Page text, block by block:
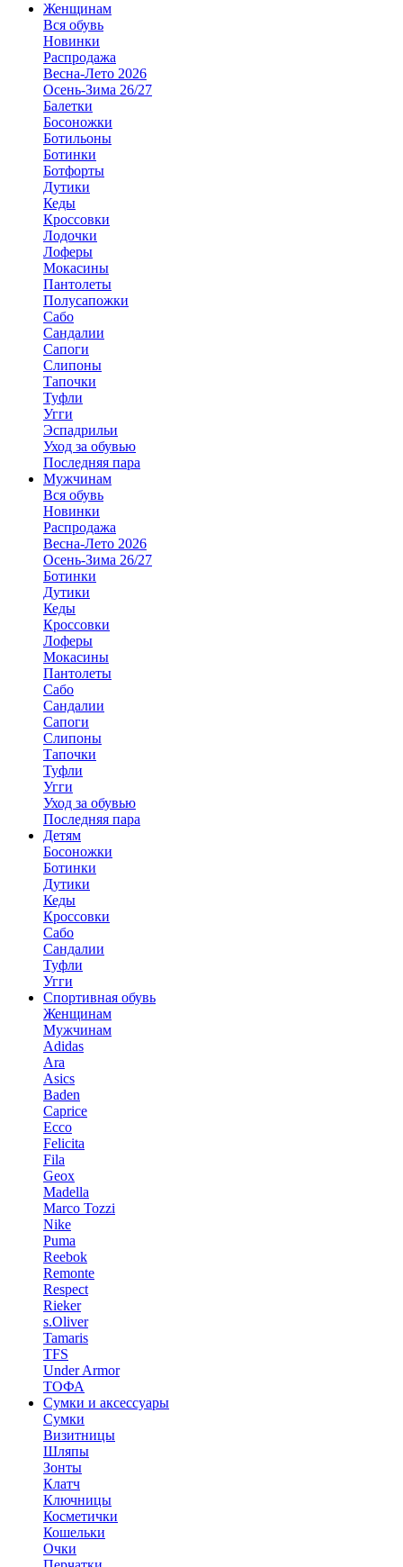
Женщинам
Вся обувь
Новинки
Распродажа
Весна-Лето 2026
Осень-Зима 26/27
Балетки
Босоножки
Ботильоны
Ботинки
Ботфорты
Дутики
Кеды
Кроссовки
Лодочки
Лоферы
Мокасины
Пантолеты
Полусапожки
Сабо
Сандалии
Сапоги
Слипоны
Тапочки
Туфли
Угги
Эспадрильи
Уход за обувью
Последняя пара
Мужчинам
Вся обувь
Новинки
Распродажа
Весна-Лето 2026
Осень-Зима 26/27
Ботинки
Дутики
Кеды
Кроссовки
Лоферы
Мокасины
Пантолеты
Сабо
Сандалии
Сапоги
Слипоны
Тапочки
Туфли
Угги
Уход за обувью
Последняя пара
Детям
Босоножки
Ботинки
Дутики
Кеды
Кроссовки
Сабо
Сандалии
Туфли
Угги
Спортивная обувь
Женщинам
Мужчинам
Adidas
Ara
Asics
Baden
Caprice
Ecco
Felicita
Fila
Geox
Madella
Marco Tozzi
Nike
Puma
Reebok
Remonte
Respect
Rieker
s.Oliver
Tamaris
TFS
Under Armor
ТОФА
Сумки и аксессуары
Сумки
Визитницы
Шляпы
Зонты
Клатч
Ключницы
Косметички
Кошельки
Очки